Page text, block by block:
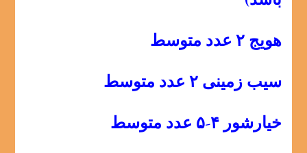
هویج ۲ عدد متوسط
سیب زمینی ۲ عدد متوسط
خیارشور ۴-۵ عدد متوسط